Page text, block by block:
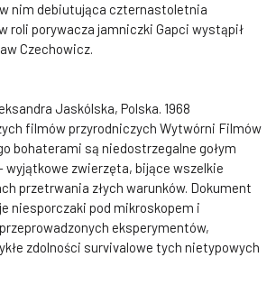
w nim debiutująca czternastoletnia
roli porywacza jamniczki Gapci wystąpił
Czechowicz.
Jaskólska, Polska. 1968
filmów przyrodniczych Wytwórni Filmów
bohaterami są niedostrzegalne gołym
wyjątkowe zwierzęta, bijące wszelkie
przetrwania złych warunków. Dokument
niesporczaki pod mikroskopem i
eksperymentów,
zdolności survivalowe tych nietypowych